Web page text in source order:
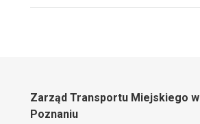
Zarząd Transportu Miejskiego w
Poznaniu